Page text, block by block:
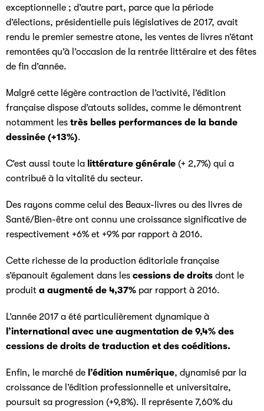
exceptionnelle ; d’autre part, parce que la période
d’élections, présidentielle puis législatives de 2017, avait
rendu le premier semestre atone, les ventes de livres n’étant
remontées qu’à l’occasion de la rentrée littéraire et des fêtes
de fin d’année.
Malgré cette légère contraction de l’activité, l’édition
française dispose d’atouts solides, comme le démontrent
notamment les très belles performances de la bande
dessinée (+13%).
C’est aussi toute la littérature générale (+ 2,7%) qui a
contribué à la vitalité du secteur.
Des rayons comme celui des Beaux-livres ou des livres de
Santé/Bien-être ont connu une croissance significative de
respectivement +6% et +9% par rapport à 2016.
Cette richesse de la production éditoriale française
s’épanouit également dans les cessions de droits dont le
produit a augmenté de 4,37% par rapport à 2016.
L’année 2017 a été particulièrement dynamique à
l’international avec une augmentation de 9,4% des
cessions de droits de traduction et des coéditions.
Enfin, le marché de l’édition numérique, dynamisé par la
croissance de l’édition professionnelle et universitaire,
poursuit sa progression (+9,8%). Il représente 7,60% du